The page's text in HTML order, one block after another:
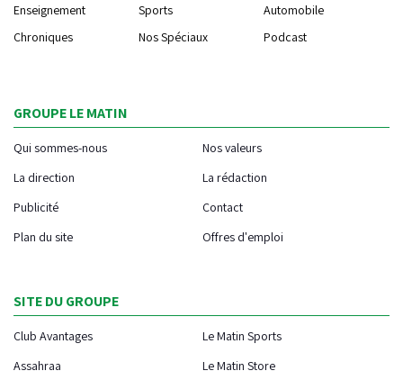
Enseignement
Sports
Automobile
Chroniques
Nos Spéciaux Podcast
GROUPE LE MATIN
Qui sommes-nous
Nos valeurs
La direction
La rédaction
Publicité
Contact
Plan du site
Offres d'emploi
SITE DU GROUPE
Club Avantages
Le Matin Sports
Assahraa
Le Matin Store